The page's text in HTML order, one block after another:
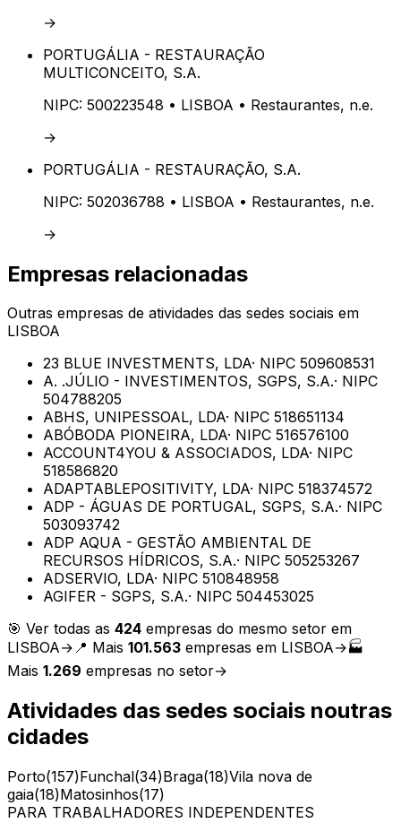
→
PORTUGÁLIA - RESTAURAÇÃO
MULTICONCEITO, S.A.
NIPC: 500223548 • LISBOA • Restaurantes, n.e.
→
PORTUGÁLIA - RESTAURAÇÃO, S.A.
NIPC: 502036788 • LISBOA • Restaurantes, n.e.
→
Empresas relacionadas
Outras empresas de atividades das sedes sociais em
LISBOA
23 BLUE INVESTMENTS, LDA· NIPC 509608531
A. .JÚLIO - INVESTIMENTOS, SGPS, S.A.· NIPC
504788205
ABHS, UNIPESSOAL, LDA· NIPC 518651134
ABÓBODA PIONEIRA, LDA· NIPC 516576100
ACCOUNT4YOU & ASSOCIADOS, LDA· NIPC
518586820
ADAPTABLEPOSITIVITY, LDA· NIPC 518374572
ADP - ÁGUAS DE PORTUGAL, SGPS, S.A.· NIPC
503093742
ADP AQUA - GESTÃO AMBIENTAL DE
RECURSOS HÍDRICOS, S.A.· NIPC 505253267
ADSERVIO, LDA· NIPC 510848958
AGIFER - SGPS, S.A.· NIPC 504453025
🎯 Ver todas as 424 empresas do mesmo setor em
LISBOA→ 📍 Mais 101.563 empresas em LISBOA→🏭
Mais 1.269 empresas no setor→
Atividades das sedes sociais noutras
cidades
Porto(157)Funchal(34)Braga(18)Vila nova de
gaia(18)Matosinhos(17)
PARA TRABALHADORES INDEPENDENTES